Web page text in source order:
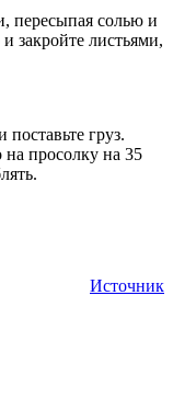
пересыпая солью и
закройте листьями,
груз.
на просолку на 35
Источник